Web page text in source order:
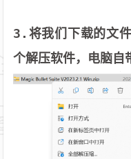
3.将我们下载的文
个解压软件，电脑自